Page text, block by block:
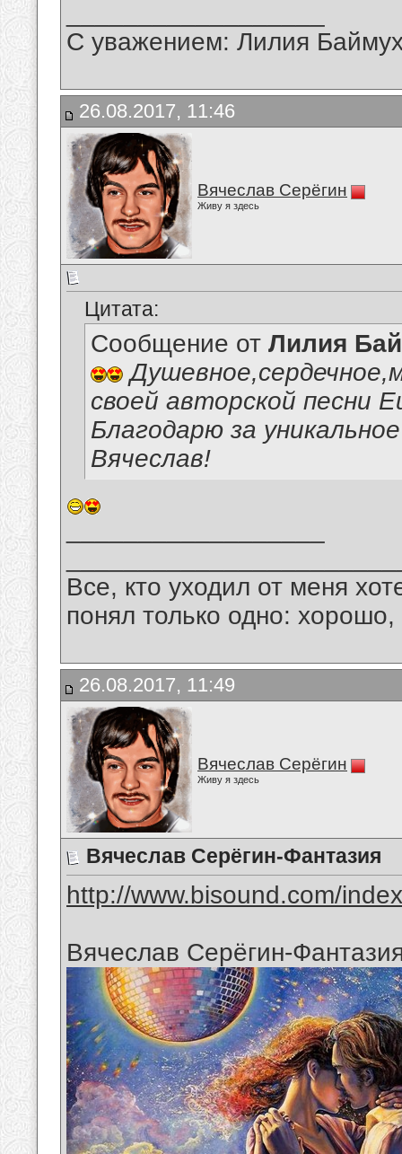
С уважением: Лилия
26.08.2017, 11:46
Вячеслав Серёгин
Живу я здесь
Цитата:
Сообщение от Лилия
своей авторской песни
Благодарю за
Вячеслав!
Все, кто уходил от меня
понял только одно:
26.08.2017, 11:49
Вячеслав Серёгин
Живу я здесь
Вячеслав Серёгин-Фантазия
http://www.bisound.com/
Вячеслав Серёгин-